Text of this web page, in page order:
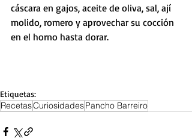
cáscara en gajos, aceite de oliva, sal, ají
molido, romero y aprovechar su cocción
en el horno hasta dorar.
Etiquetas:
RecetasCuriosidadesPancho Barreiro